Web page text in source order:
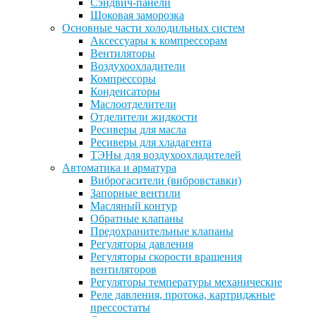
Сэндвич-панели
Шоковая заморозка
Основные части холодильных систем
Аксессуары к компрессорам
Вентиляторы
Воздухоохладители
Компрессоры
Конденсаторы
Маслоотделители
Отделители жидкости
Ресиверы для масла
Ресиверы для хладагента
ТЭНы для воздухоохладителей
Автоматика и арматура
Виброгасители (вибровставки)
Запорные вентили
Масляный контур
Обратные клапаны
Предохранительные клапаны
Регуляторы давления
Регуляторы скорости вращения
вентиляторов
Регуляторы температуры механические
Реле давления, протока, картриджные
прессостаты